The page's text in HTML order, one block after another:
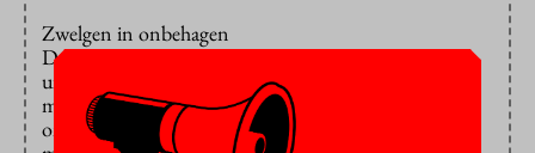
Zwelgen in onbehagen
De mens, als product van evolutie, blijkt slecht
uitgerust voor Heijnes zo gekoesterde verlichte
mensbeeld. Vooruitgang in de wetenschap gaat
onmiskenbaar hand in hand met de reductie van de